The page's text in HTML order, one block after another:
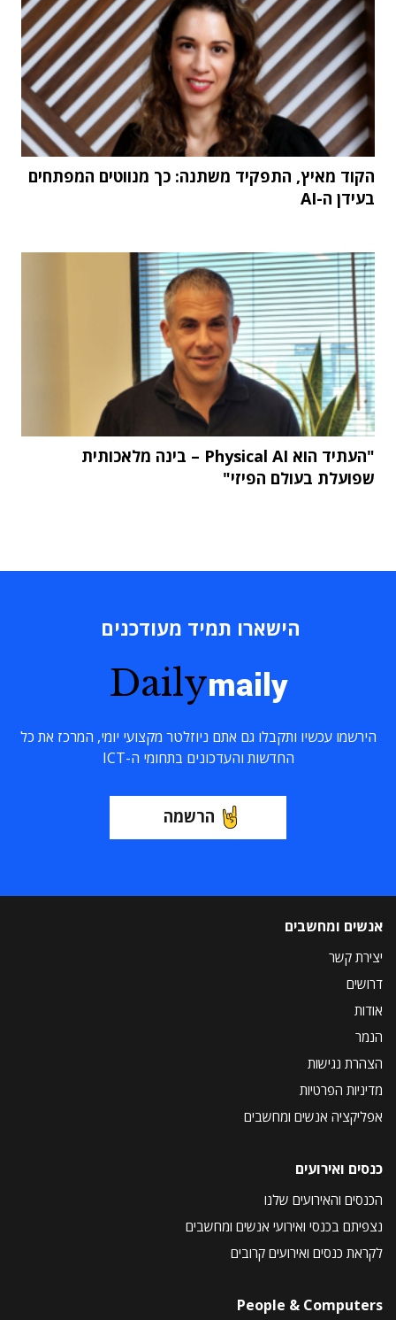
הקוד מאיץ, התפקיד משתנה: כך מנווטים המפתחים
בעידן ה-AI
"העתיד הוא Physical AI – בינה מלאכותית
שפועלת בעולם הפיזי"
הישארו תמיד מעודכנים
Dailymaily
הירשמו עכשיו ותקבלו גם אתם ניוזלטר מקצועי יומי, המרכז את כל
החדשות והעדכונים בתחומי ה-ICT
הרשמה
אנשים ומחשבים
יצירת קשר
דרושים
אודות
הנמר
הצהרת נגישות
מדיניות הפרטיות
אפליקציה אנשים ומחשבים
כנסים ואירועים
הכנסים והאירועים שלנו
נצפיתם בכנסי ואירועי אנשים ומחשבים
לקראת כנסים ואירועים קרובים
People & Computers